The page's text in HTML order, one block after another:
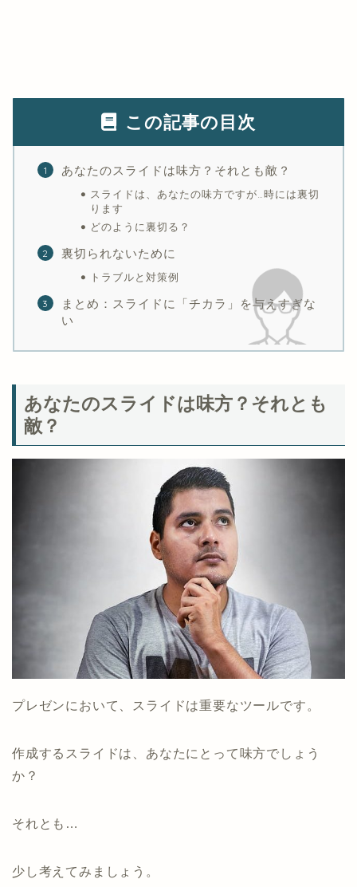
この記事の目次
あなたのスライドは味方？それとも敵？
スライドは、あなたの味方ですが…時には裏切
ります
どのように裏切る？
裏切られないために
トラブルと対策例
まとめ：スライドに「チカラ」を与えすぎな
い
あなたのスライドは味方？それとも
敵？
プレゼンにおいて、スライドは重要なツールです。
作成するスライドは、あなたにとって味方でしょう
か？
それとも…
少し考えてみましょう。